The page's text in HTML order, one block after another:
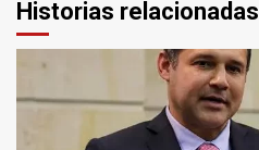
Historias relacionadas